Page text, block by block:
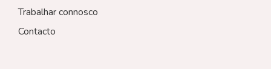
Trabalhar connosco
Contacto